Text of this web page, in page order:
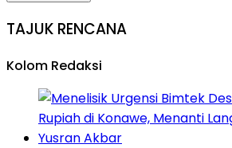
TAJUK RENCANA
Kolom Redaksi